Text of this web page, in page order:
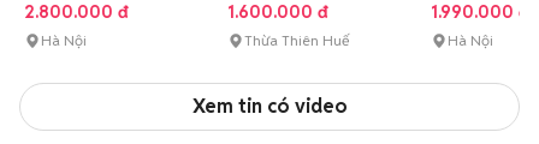
2.800.000 đ
Hà Nội
1.600.000 đ
Thừa Thiên Huế
1.990.000 đ
Hà Nội
Xem tin có video